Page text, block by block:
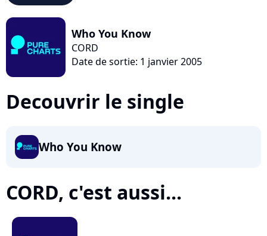
Who You Know
CORD
Date de sortie: 1 janvier 2005
Decouvrir le single
Who You Know
CORD, c'est aussi...